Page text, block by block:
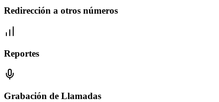
Redirección a otros números
Reportes
Grabación de Llamadas